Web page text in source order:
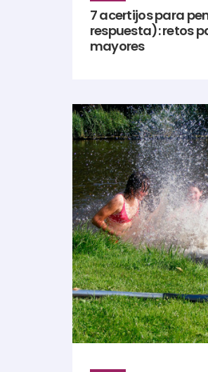
7 acertijos para
respuesta): retos
mayores